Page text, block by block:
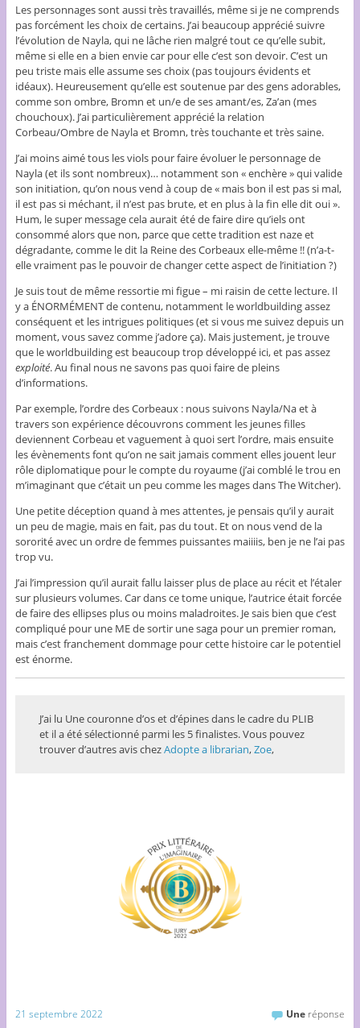
Les personnages sont aussi très travaillés, même si je ne comprends
pas forcément les choix de certains. J’ai beaucoup apprécié suivre
l’évolution de Nayla, qui ne lâche rien malgré tout ce qu’elle subit,
même si elle en a bien envie car pour elle c’est son devoir. C’est un
peu triste mais elle assume ses choix (pas toujours évidents et
idéaux). Heureusement qu’elle est soutenue par des gens adorables,
comme son ombre, Bromn et un/e de ses amant/es, Za’an (mes
chouchoux). J’ai particulièrement apprécié la relation
Corbeau/Ombre de Nayla et Bromn, très touchante et très saine.
J’ai moins aimé tous les viols pour faire évoluer le personnage de
Nayla (et ils sont nombreux)… notamment son « enchère » qui valide
son initiation, qu’on nous vend à coup de « mais bon il est pas si mal,
il est pas si méchant, il n’est pas brute, et en plus à la fin elle dit oui ».
Hum, le super message cela aurait été de faire dire qu’iels ont
consommé alors que non, parce que cette tradition est naze et
dégradante, comme le dit la Reine des Corbeaux elle-même !! (n’a-t-
elle vraiment pas le pouvoir de changer cette aspect de l’initiation ?)
Je suis tout de même ressortie mi figue – mi raisin de cette lecture. Il
y a ÉNORMÉMENT de contenu, notamment le worldbuilding assez
conséquent et les intrigues politiques (et si vous me suivez depuis un
moment, vous savez comme j’adore ça). Mais justement, je trouve
que le worldbuilding est beaucoup trop développé ici, et pas assez
exploité. Au final nous ne savons pas quoi faire de pleins
d’informations.
Par exemple, l’ordre des Corbeaux : nous suivons Nayla/Na et à
travers son expérience découvrons comment les jeunes filles
deviennent Corbeau et vaguement à quoi sert l’ordre, mais ensuite
les évènements font qu’on ne sait jamais comment elles jouent leur
rôle diplomatique pour le compte du royaume (j’ai comblé le trou en
m’imaginant que c’était un peu comme les mages dans The Witcher).
Une petite déception quand à mes attentes, je pensais qu’il y aurait
un peu de magie, mais en fait, pas du tout. Et on nous vend de la
sororité avec un ordre de femmes puissantes maiiiis, ben je ne l’ai pas
trop vu.
J’ai l’impression qu’il aurait fallu laisser plus de place au récit et l’étaler
sur plusieurs volumes. Car dans ce tome unique, l’autrice était forcée
de faire des ellipses plus ou moins maladroites. Je sais bien que c’est
compliqué pour une ME de sortir une saga pour un premier roman,
mais c’est franchement dommage pour cette histoire car le potentiel
est énorme.
J’ai lu Une couronne d’os et d’épines dans le cadre du PLIB
et il a été sélectionné parmi les 5 finalistes. Vous pouvez
trouver d’autres avis chezAdopte a librarian,Zoe,
21 septembre 2022 Une réponse